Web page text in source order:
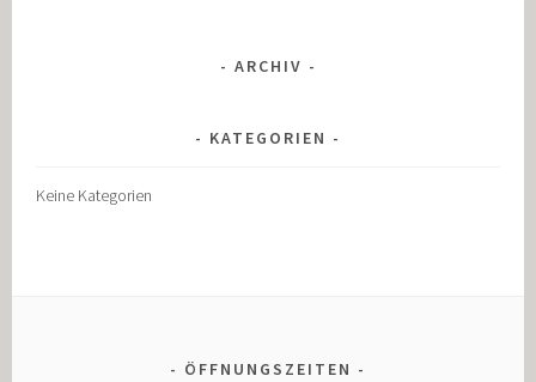
ARCHIV
KATEGORIEN
Keine Kategorien
ÖFFNUNGSZEITEN